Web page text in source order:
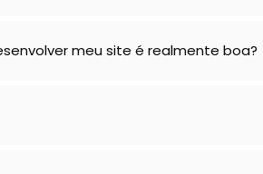
meu site é realmente boa?